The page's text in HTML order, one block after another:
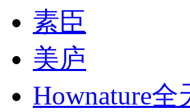
素臣
美庐
Hownature全